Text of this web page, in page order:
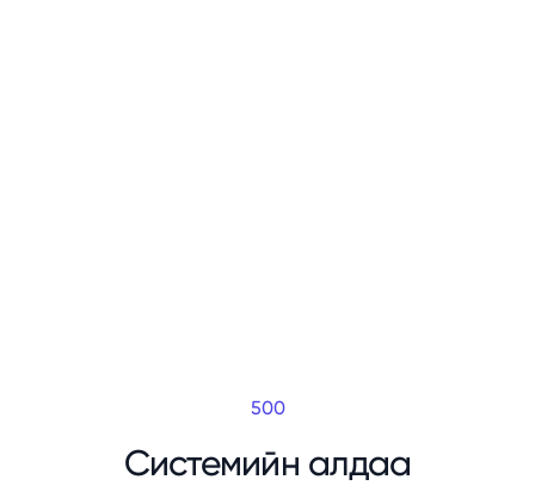
500
Системийн алдаа